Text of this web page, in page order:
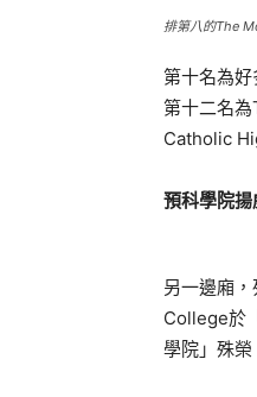
排第八的The
第十名為
第十二名
Catholic
預科學院
另一邊廂
College於
學院」殊榮